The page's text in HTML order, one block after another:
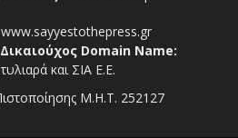
www.sayyestothepress.gr
Domain Name:
και ΣΙΑ Ε.Ε.
Μ.Η.Τ. 252127